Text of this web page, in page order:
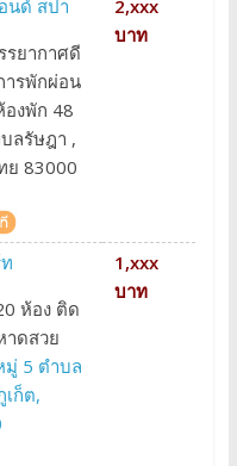
นด์ สปา
รยากาศดี
ารพักผ่อน
งพัก 48
ลรัษฎา ,
ย 83000
2,xxx
บาท
ห้อง ติด
าดสวย
5 ตำบล
เก็ต,
1,xxx
บาท